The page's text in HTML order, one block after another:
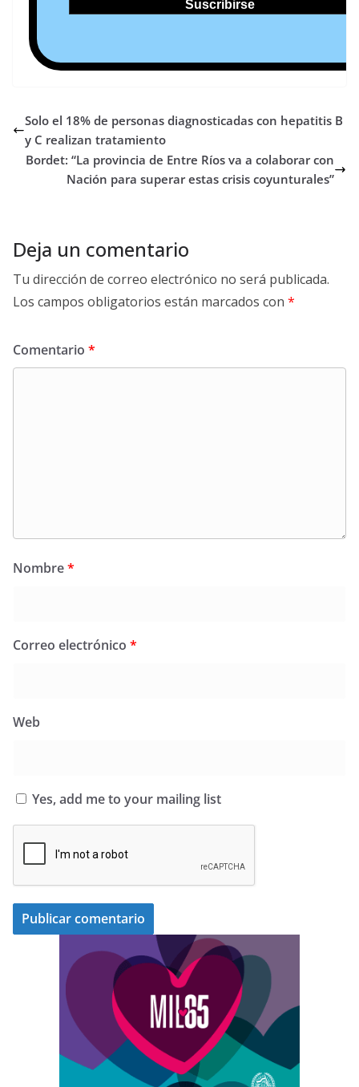
Solo el 18% de personas diagnosticadas con hepatitis B
y C realizan tratamiento
Bordet: “La provincia de Entre Ríos va a colaborar con
Nación para superar estas crisis coyunturales”
Deja un comentario
Tu dirección de correo electrónico no será publicada.
Los campos obligatorios están marcados con *
Comentario *
Nombre*
Correo electrónico *
Web
Yes, add me to your mailing list